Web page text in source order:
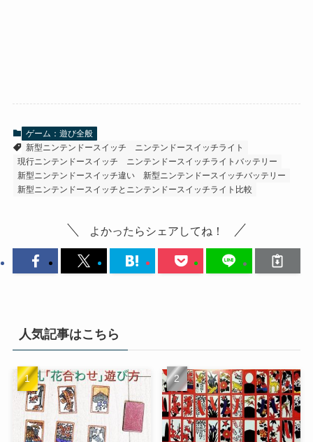
ゲーム：遊び全般
新型ニンテンドースイッチ
ニンテンドースイッチライト
現行ニンテンドースイッチ
ニンテンドースイッチライトバッテリー
新型ニンテンドースイッチ違い
新型ニンテンドースイッチバッテリー
新型ニンテンドースイッチとニンテンドースイッチライト比較
よかったらシェアしてね！
人気記事はこちら